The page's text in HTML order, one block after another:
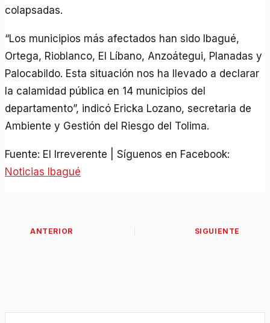
colapsadas.
“Los municipios más afectados han sido Ibagué,
Ortega, Rioblanco, El Líbano, Anzoátegui, Planadas y
Palocabildo. Esta situación nos ha llevado a declarar
la calamidad pública en 14 municipios del
departamento”, indicó Ericka Lozano, secretaria de
Ambiente y Gestión del Riesgo del Tolima.
Fuente: El Irreverente | Síguenos en Facebook:
Noticias Ibagué